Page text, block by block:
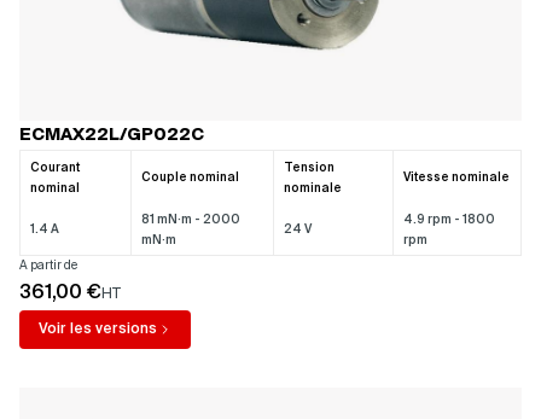
ECMAX22L/GP022C
Courant
nominal
Couple nominal
Tension
nominale
Vitesse nominale
1.4 A
81 mN·m - 2000
mN·m
24 V
4.9 rpm - 1800
rpm
A partir de
361,00 €HT
Voir les versions